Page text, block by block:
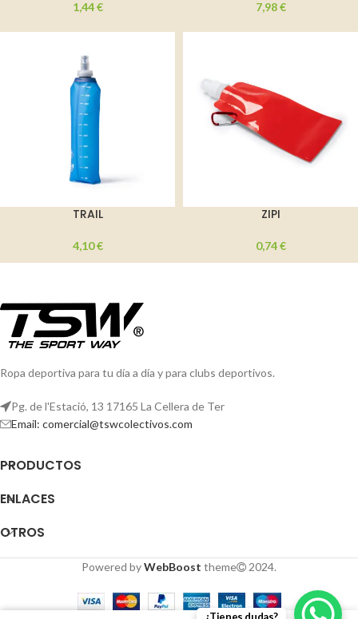
1,44€ 7,98€
TRAIL
4,10€
ZIPI
0,74€
Ropa deportiva para tu día a día y para clubs deportivos.
Pg. de l'Estació, 13 17165 La Cellera de Ter
Email: comercial@tswcolectivos.com
PRODUCTOS
ENLACES
OTROS
Powered byWebBoost theme 2024.